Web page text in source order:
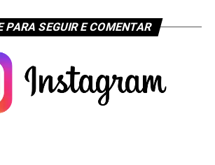
PARA SEGUIR E COMENTAR